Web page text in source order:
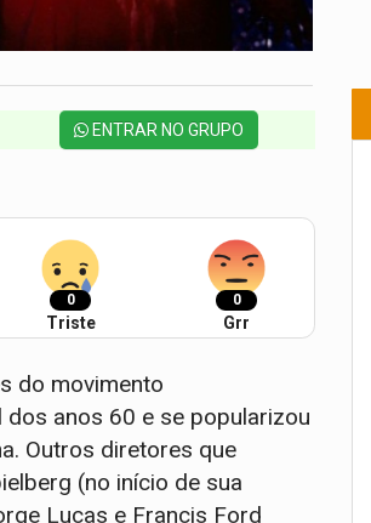
ENTRAR NO GRUPO
0
Triste
0
Grr
do movimento
anos 60 e se popularizou
Outros diretores que
(no início de sua
Lucas e Francis Ford